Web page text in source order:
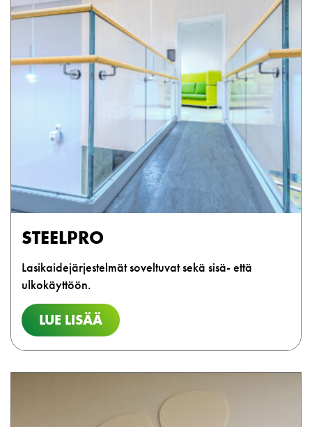
STEELPRO
Lasikaidejärjestelmät soveltuvat sekä sisä- että
ulkokäyttöön.
LUE LISÄÄ